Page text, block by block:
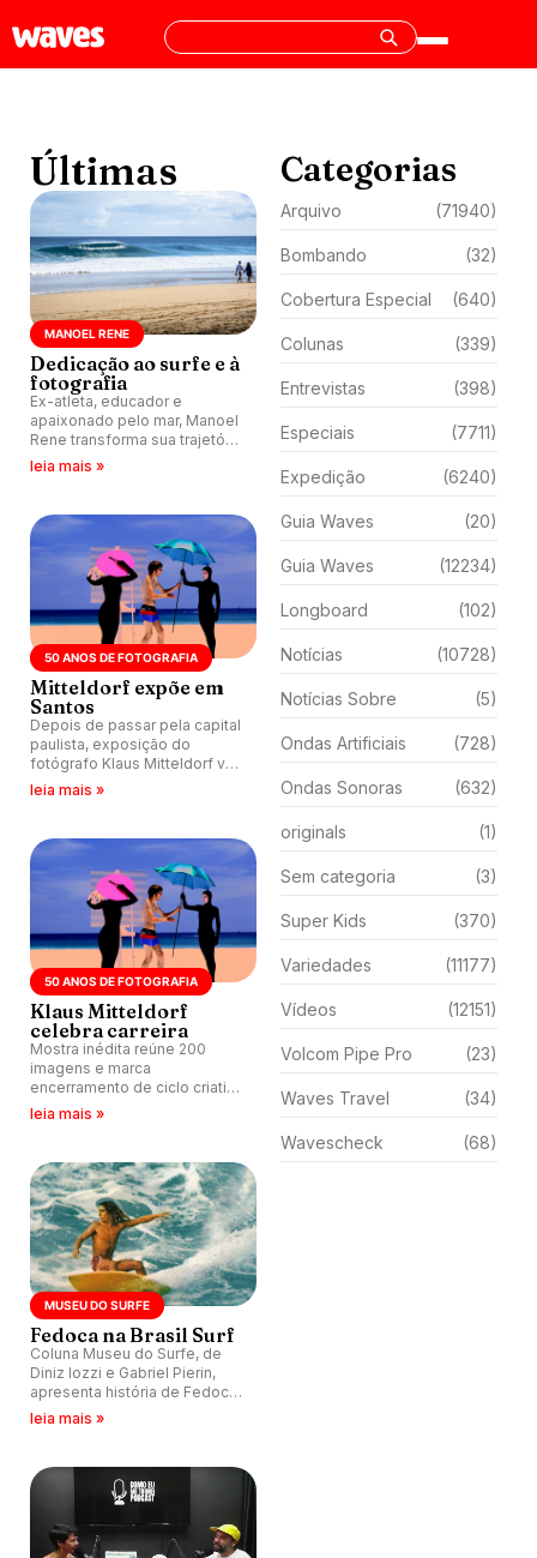
Últimas
MANOEL RENE
Dedicação ao surfe e à
fotografia
Ex-atleta, educador e
apaixonado pelo mar, Manoel
Rene transforma sua trajetória
no surfe em uma carreira
concedida ao jornalista
Eduardo Rosa.
leia mais »
50 ANOS DE FOTOGRAFIA
Mitteldorf expõe em
Santos
Depois de passar pela capital
paulista, exposição do
fotógrafo Klaus Mitteldorf vai
para Santos (SP).
leia mais »
50 ANOS DE FOTOGRAFIA
Klaus Mitteldorf
celebra carreira
Mostra inédita reúne 200
imagens e marca
encerramento de ciclo criativo
do fotógrafo, que agora se
leia mais »
MUSEU DO SURFE
Fedoca na Brasil Surf
Coluna Museu do Surfe, de
Diniz Iozzi e Gabriel Pierin,
apresenta história de Fedoca
Lima, surfista e fotógrafo
1975.
leia mais »
Categorias
Arquivo (71940)
Bombando (32)
Cobertura Especial (640)
Colunas (339)
Entrevistas (398)
Especiais (7711)
Expedição (6240)
Guia Waves (20)
Guia Waves (12234)
Longboard (102)
Notícias (10728)
Notícias Sobre (5)
Ondas Artificiais (728)
Ondas Sonoras (632)
originals (1)
Sem categoria (3)
Super Kids (370)
Variedades (11177)
Vídeos (12151)
Volcom Pipe Pro (23)
Waves Travel (34)
Wavescheck (68)